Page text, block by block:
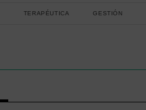
TERAPÉUTICA GESTIÓN